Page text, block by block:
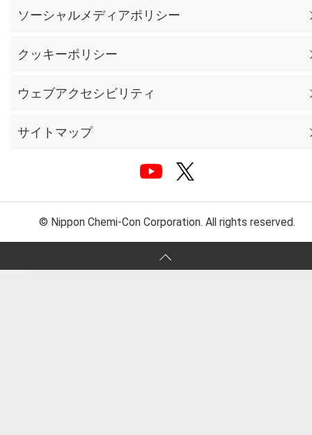
ソーシャルメディアポリシー
クッキーポリシー
ウェブアクセシビリティ
サイトマップ
© Nippon Chemi-Con Corporation. All rights reserved.